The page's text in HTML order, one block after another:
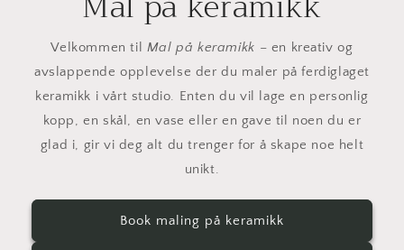
Velkommen til Mal på keramikk – en kreativ og
avslappende opplevelse der du maler på ferdiglaget
keramikk i vårt studio. Enten du vil lage en personlig
kopp, en skål, en vase eller en gave til noen du er
glad i, gir vi deg alt du trenger for å skape noe helt
unikt.
Book maling på keramikk